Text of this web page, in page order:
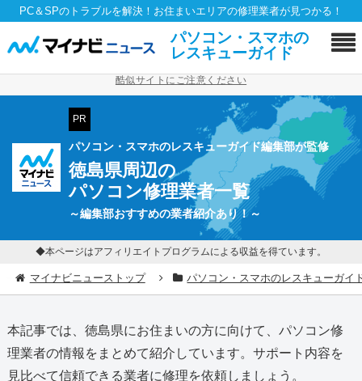
PC＆SPのトラブルを解決！お住まいエリアの修理業者が見つかる！
パソコン・スマホの
レスキューガイド
酷似サイトにご注意ください
PR
パソコン・スマホのレスキューガイド編集部が監修
徳島県周辺の
パソコン修理業者一覧
～編集部おすすめの業者紹介あり！～
◆本ページはアフィリエイトプログラムによる収益を得ています。
マイナビニューストップ パソコン・スマホのレスキューガイ
本記事では、徳島県にお住まいの方に向けて、パソコン修
理業者の情報をまとめて紹介しています。サポート内容を
見比べて信頼できる業者に修理を依頼しましょう。